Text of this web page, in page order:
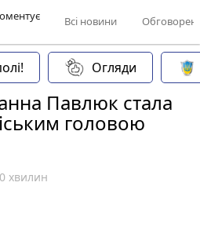
Всі новини
Огляди
Павлюк стала
головою
хвилин